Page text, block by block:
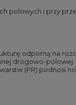
polowych i przy
odporną na
drogowo-
(PR) podnosi